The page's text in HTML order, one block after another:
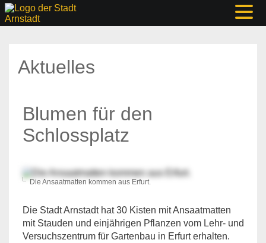
Aktuelles
Blumen für den
Schlossplatz
Die Ansaatmatten kommen aus Erfurt.
Die Stadt Arnstadt hat 30 Kisten mit Ansaatmatten
mit Stauden und einjährigen Pflanzen vom Lehr- und
Versuchszentrum für Gartenbau in Erfurt erhalten.